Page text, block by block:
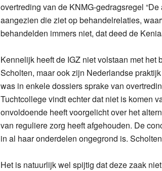
overtreding van de KNMG-gedragsregel
aangezien die ziet op behandelrelaties,
behandelden immers niet, dat deed de
Kennelijk heeft de IGZ niet volstaan met
Scholten, maar ook zijn Nederlandse
was in enkele dossiers sprake van
Tuchtcollege vindt echter dat niet is komen
onvoldoende heeft voorgelicht over het
van reguliere zorg heeft afgehouden. De
in al haar onderdelen ongegrond is.
Het is natuurlijk wel spijtig dat deze zaak